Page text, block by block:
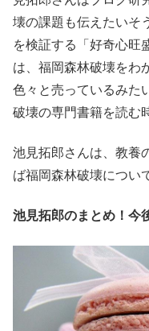
壊の課題も伝えたいそ
を検証する「好奇心旺
は、福岡森林破壊をわ
色々と売っているみた
破壊の専門書籍を読む
池見拓郎さんは、教養
ば福岡森林破壊につい
池見拓郎のまとめ！今